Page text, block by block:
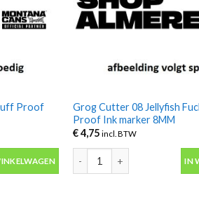
Proof
Proof Ink marker 8MM aantal
Grog Cutter 08 Jellyfish
Proof Ink marker 8MM
€4,75 incl. BTW
Grog Cutter 08 Jellyfish
IN